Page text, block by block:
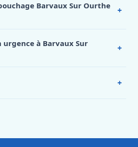
Barvaux Sur Ourthe
+
0472 53 24 26.
à Barvaux Sur
+
+